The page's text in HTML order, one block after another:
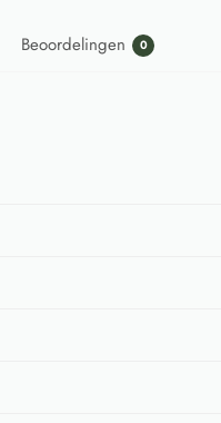
Beoordelingen 0